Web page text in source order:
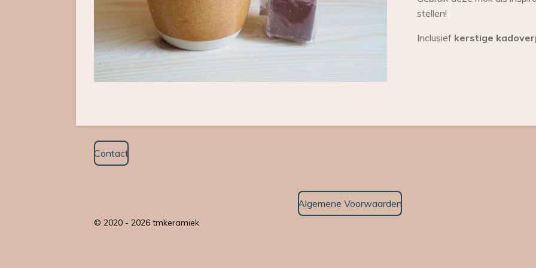
stellen!
Inclusief kerstige
Contact
Algemene Voorwaarden
© 2020 - 2026 tmkeramiek